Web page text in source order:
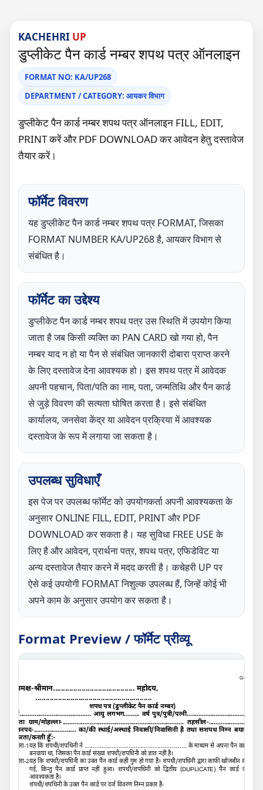
KACHEHRI UP
डुप्लीकेट पैन कार्ड नम्बर शपथ पत्र ऑनलाइन
FORMAT NO: KA/UP268
DEPARTMENT / CATEGORY: आयकर विभाग
डुप्लीकेट पैन कार्ड नम्बर शपथ पत्र ऑनलाइन FILL, EDIT,
PRINT करें और PDF DOWNLOAD कर आवेदन हेतु दस्तावेज
तैयार करें।
फॉर्मेट विवरण
यह डुप्लीकेट पैन कार्ड नम्बर शपथ पत्र FORMAT, जिसका
FORMAT NUMBER KA/UP268 है, आयकर विभाग से
संबंधित है।
फॉर्मेट का उद्देश्य
डुप्लीकेट पैन कार्ड नम्बर शपथ पत्र उस स्थिति में उपयोग किया
जाता है जब किसी व्यक्ति का PAN CARD खो गया हो, पैन
नम्बर याद न हो या पैन से संबंधित जानकारी दोबारा प्राप्त करने
के लिए दस्तावेज देना आवश्यक हो। इस शपथ पत्र में आवेदक
अपनी पहचान, पिता/पति का नाम, पता, जन्मतिथि और पैन कार्ड
से जुड़े विवरण की सत्यता घोषित करता है। इसे संबंधित
कार्यालय, जनसेवा केंद्र या आवेदन प्रक्रिया में आवश्यक
दस्तावेज के रूप में लगाया जा सकता है।
उपलब्ध सुविधाएँ
इस पेज पर उपलब्ध फॉर्मेट को उपयोगकर्ता अपनी आवश्यकता के
अनुसार ONLINE FILL, EDIT, PRINT और PDF
DOWNLOAD कर सकता है। यह सुविधा FREE USE के
लिए है और आवेदन, प्रार्थना पत्र, शपथ पत्र, एफिडेविट या
अन्य दस्तावेज तैयार करने में मदद करती है। कचेहरी UP पर
ऐसे कई उपयोगी FORMAT निशुल्क उपलब्ध हैं, जिन्हें कोई भी
अपने काम के अनुसार उपयोग कर सकता है।
Format Preview / फॉर्मेट प्रीव्यू
G-
समक्ष-श्रीमान........................................ महोदय,
.........................................................
शपथ पत्र (डुप्लीकेट पैन कार्ड नम्बर)
मैं.......................................... आयु लगभग......... वर्ष पुत्र/पुत्री/पत्नी....................................
पता ग्राम/मोहल्ला-....................................................................... तहसील-.......................
जनपद-......................... का/की स्थाई/अस्थाई निवासी/निवासिनी है तथा सशपथ निम्न बयान
करता/करती हूँ:-
धारा-1यह कि शपथी/शपथिनी ने ............................................................ के माध्यम से अपना पैन कार्ड
बनवाया था,जिसका पैन कार्ड संख्या शपथी/शपथिनी को ज्ञात नहीं है।
धारा-2यह कि शपथी/शपथिनी का उक्त पैन कार्ड कहीं गुम हो गया है। शपथी/शपथिनी द्वारा काफी खोजबीन की
गई, किन्तु पैन कार्ड प्राप्त नहीं हुआ। शपथी/शपथिनी को द्वितीय (DUPLICATE)पैन कार्ड की
आवश्यकता है।
शपथी/शपथिनी के उक्त पैन कार्ड पर दर्ज विवरण निम्न प्रकार है-